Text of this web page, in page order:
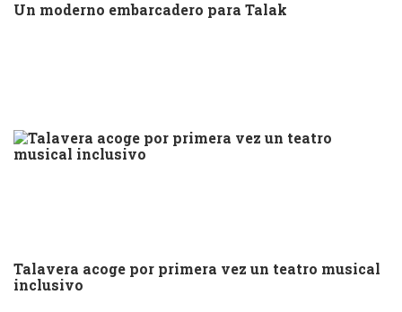
Un moderno embarcadero para Talak
Talavera acoge por primera vez un teatro musical
inclusivo